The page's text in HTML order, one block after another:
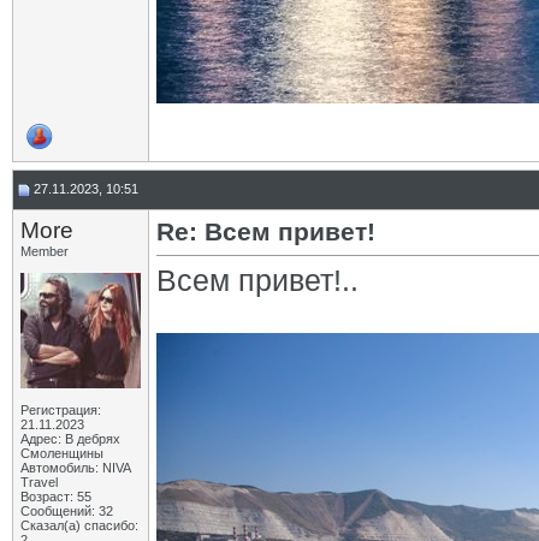
27.11.2023, 10:51
More
Member
Регистрация:
21.11.2023
Адрес: В дебрях
Смоленщины
Автомобиль: NIVA
Travel
Возраст: 55
Сообщений: 32
Сказал(а) спасибо:
Re: Всем привет!
Всем привет!..